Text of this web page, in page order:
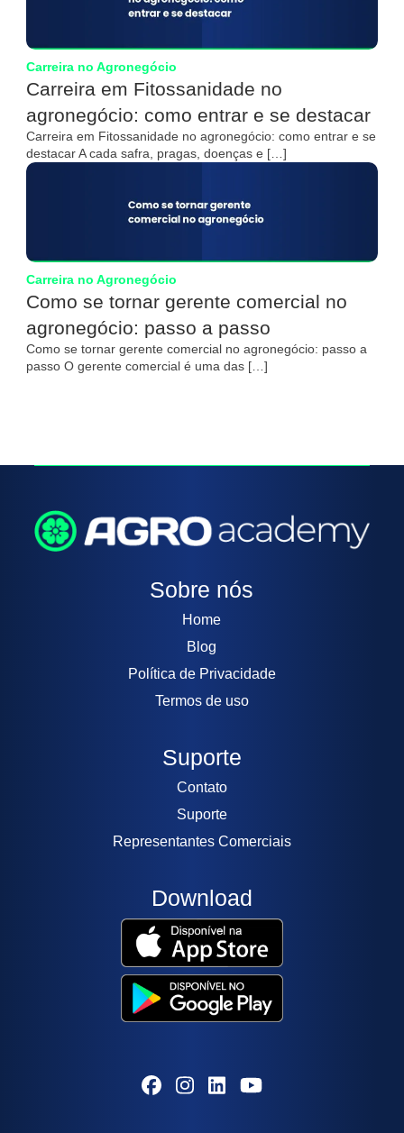
Carreira no Agronegócio
Carreira em Fitossanidade no
agronegócio: como entrar e se destacar
Carreira em Fitossanidade no agronegócio: como entrar e se
destacar A cada safra, pragas, doenças e […]
Carreira no Agronegócio
Como se tornar gerente comercial no
agronegócio: passo a passo
Como se tornar gerente comercial no agronegócio: passo a
passo O gerente comercial é uma das […]
Sobre nós
Home
Blog
Política de Privacidade
Termos de uso
Suporte
Contato
Suporte
Representantes Comerciais
Download